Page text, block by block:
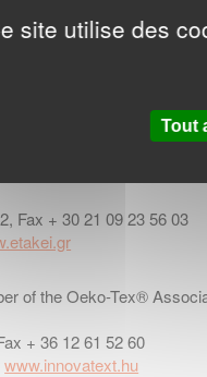
Habillement (
Paris
+ 33 1 44 08 19 39
of the Oeko-Tex®
Fax + 30 21 09 23 56 03
of the Oeko-Tex®
+ 36 12 61 52 60
www.innovatext.hu
site utilise des
Tout